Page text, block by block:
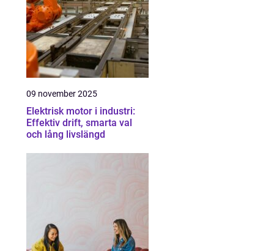
09 november 2025
Elektrisk motor i industri:
Effektiv drift, smarta val
och lång livslängd